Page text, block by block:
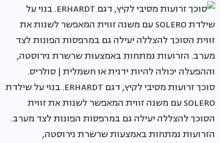
סוכך זרועות מסיבי לקיץ, דגם ERHARDT. בנוי על שילדת
SOLERO עם משנה זווית המאפשר לשנות את זווית
הסוכך להצללה יעילה גם במרפסות הפונות לצד מערב.
הזרועות נמתחות באמצעות שרשרת נירוסטה,